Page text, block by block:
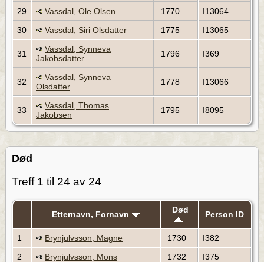
29
Vassdal, Ole Olsen 1770
I13064
30
Vassdal, Siri Olsdatter 1775 I13065
31
Vassdal, Synneva
Jakobsdatter
1796 I369
32
Vassdal, Synneva
Olsdatter
1778 I13066
33
Vassdal, Thomas
Jakobsen
1795 I8095
Død
Treff 1 til 24 av 24
Etternavn, Fornavn Død Person ID
1 Brynjulvsson, Magne 1730
I382
2
Brynjulvsson, Mons 1732
I375